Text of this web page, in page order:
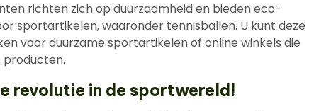
richten zich op duurzaamheid en bieden eco-
sportartikelen, waaronder tennisballen. U kunt deze
voor duurzame sportartikelen of online winkels die
producten.
revolutie in de sportwereld!